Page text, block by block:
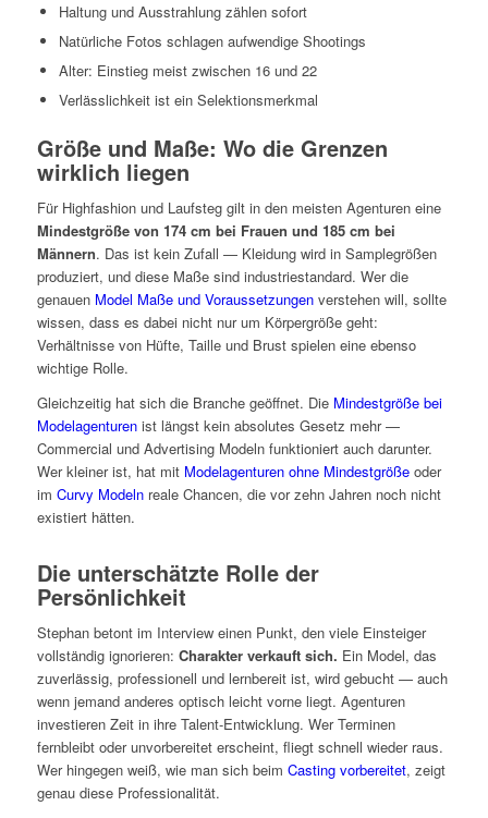
Haltung und Ausstrahlung zählen sofort
Natürliche Fotos schlagen aufwendige Shootings
Alter: Einstieg meist zwischen 16 und 22
Verlässlichkeit ist ein Selektionsmerkmal
Größe und Maße: Wo die Grenzen
wirklich liegen
Für Highfashion und Laufsteg gilt in den meisten Agenturen eine
Mindestgröße von 174 cm bei Frauen und 185 cm bei
Männern. Das ist kein Zufall — Kleidung wird in Samplegrößen
produziert, und diese Maße sind industriestandard. Wer die
genauen Model Maße und Voraussetzungenverstehen will, sollte
wissen, dass es dabei nicht nur um Körpergröße geht:
Verhältnisse von Hüfte, Taille und Brust spielen eine ebenso
wichtige Rolle.
Gleichzeitig hat sich die Branche geöffnet. Die Mindestgröße bei
Modelagenturenist längst kein absolutes Gesetz mehr —
Commercial und Advertising Modeln funktioniert auch darunter.
Wer kleiner ist, hat mit Modelagenturen ohne Mindestgrößeoder
im Curvy Modelnreale Chancen, die vor zehn Jahren noch nicht
existiert hätten.
Die unterschätzte Rolle der
Persönlichkeit
Stephan betont im Interview einen Punkt, den viele Einsteiger
vollständig ignorieren: Charakter verkauft sich. Ein Model, das
zuverlässig, professionell und lernbereit ist, wird gebucht — auch
wenn jemand anderes optisch leicht vorne liegt. Agenturen
investieren Zeit in ihre Talent-Entwicklung. Wer Terminen
fernbleibt oder unvorbereitet erscheint, fliegt schnell wieder raus.
Wer hingegen weiß, wie man sich beim Casting vorbereitet, zeigt
genau diese Professionalität.